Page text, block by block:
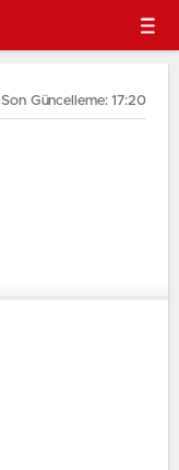
Son Güncelleme: 17:20